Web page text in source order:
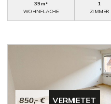
39 m²
WOHNFLÄCHE
1
ZIMMER
850,- € VERMIETET